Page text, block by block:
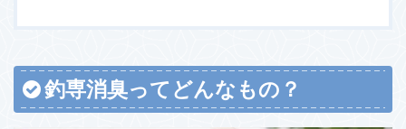
釣専消臭ってどんなもの？